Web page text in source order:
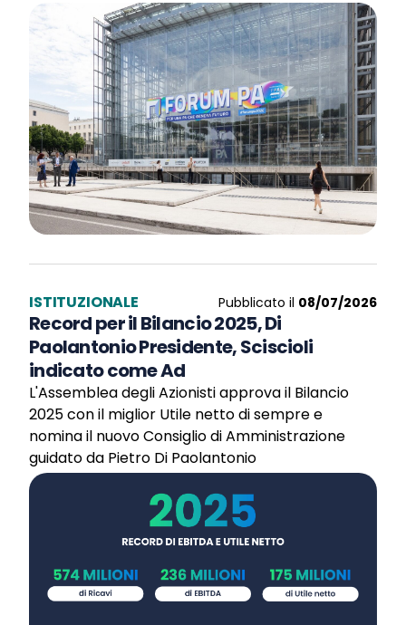
ISTITUZIONALE Pubblicato il 08/07/2026
Record per il Bilancio 2025, Di
Paolantonio Presidente, Sciscioli
indicato come Ad
L'Assemblea degli Azionisti approva il Bilancio
2025 con il miglior Utile netto di sempre e
nomina il nuovo Consiglio di Amministrazione
guidato da Pietro Di Paolantonio